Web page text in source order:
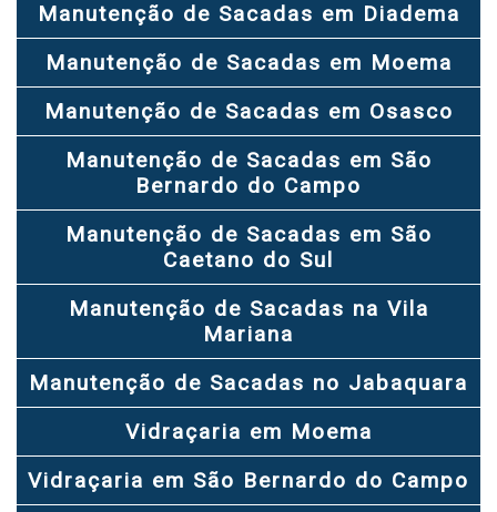
Manutenção de Sacadas em Diadema
Manutenção de Sacadas em Moema
Manutenção de Sacadas em Osasco
Manutenção de Sacadas em São
Bernardo do Campo
Manutenção de Sacadas em São
Caetano do Sul
Manutenção de Sacadas na Vila
Mariana
Manutenção de Sacadas no Jabaquara
Vidraçaria em Moema
Vidraçaria em São Bernardo do Campo